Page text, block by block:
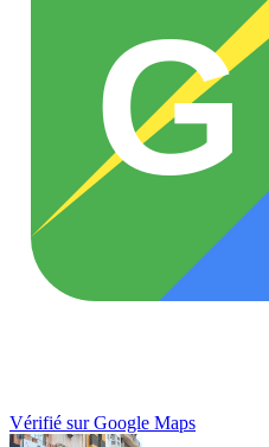
G
Vérifié sur Google Maps